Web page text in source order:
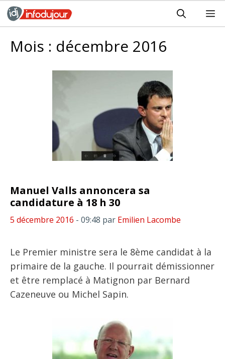
Aller
au
Mois : décembre 2016
Manuel Valls annoncera sa
candidature à 18 h 30
5 décembre 2016 - 09:48 par Emilien Lacombe
Le Premier ministre sera le 8ème candidat à la
primaire de la gauche. Il pourrait démissionner
et être remplacé à Matignon par Bernard
Cazeneuve ou Michel Sapin.